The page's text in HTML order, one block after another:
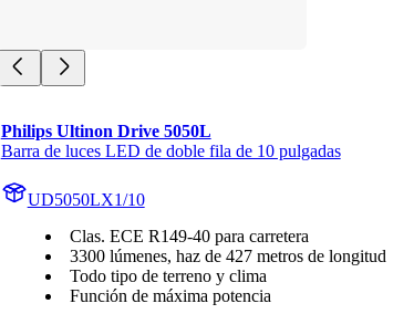
Philips Ultinon Drive 5050L
Barra de luces LED de doble fila de 10 pulgadas
UD5050LX1/10
Clas. ECE R149-40 para carretera
3300 lúmenes, haz de 427 metros de longitud
Todo tipo de terreno y clima
Función de máxima potencia